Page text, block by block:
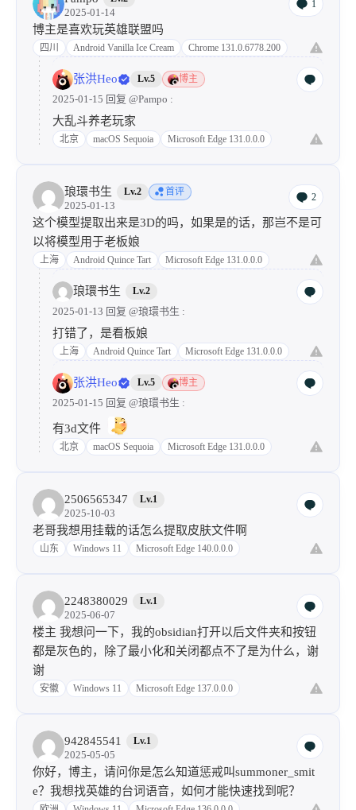
使用HeoID登录发表评论
Pampo Lv.2
2025-01-14
1
博主是喜欢玩英雄联盟吗
四川 Android Vanilla Ice Cream
张洪Heo
2025-01-15 回复@Pampo :
北京 macOS Sequoia Microsoft Edge 131.0.0.0
琅環书生 Lv.2
2025-01-13
这个模型提取出来是3D的吗，如果是的话，那岂不是可
以将模型用于老板娘
上海 Android Quince Tart Microsoft Edge 131.0.0.0
琅環书生 Lv.2
2025-01-13 回复@琅環书生:
打错了，是看板娘
上海 Android Quince Tart
张洪Heo
2025-01-15 回复@琅環书生:
北京 macOS Sequoia
2506565347 Lv.1
山东 Windows 11 Microsoft Edge 140.0.0.0
2248380029 Lv.1
楼主 我想问一下，我的obsidian打开以后文件夹和按钮
都是灰色的，除了最小化和关闭都点不了是为什么，谢
安徽 Windows 11 Microsoft Edge 137.0.0.0
942845541 Lv.1
2025-05-05